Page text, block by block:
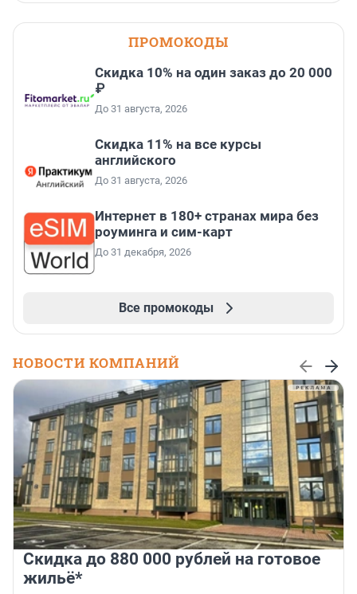
ПРОМОКОДЫ
Скидка 10% на один заказ до 20 000
₽
До 31 августа, 2026
Скидка 11% на все курсы
английского
До 31 августа, 2026
Интернет в 180+ странах мира без
роуминга и сим-карт
До 31 декабря, 2026
Все промокоды
НОВОСТИ КОМПАНИЙ
Скидка до 880 000 рублей на готовое
жильё*